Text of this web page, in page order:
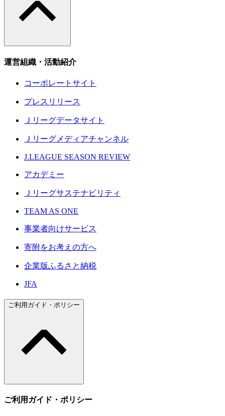
運営組織・活動紹介
コーポレートサイト
プレスリリース
Ｊリーグデータサイト
Ｊリーグメディアチャンネル
J.LEAGUE SEASON REVIEW
アカデミー
Ｊリーグサステナビリティ
TEAM AS ONE
事業者向けサービス
寄附をお考えの方へ
企業版ふるさと納税
JFA
ご利用ガイド・ポリシー
ご利用ガイド・ポリシー